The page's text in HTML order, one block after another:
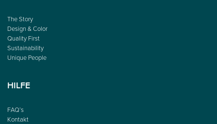
The Story
Design & Color
Quality First
Sustainability
Unique People
HILFE
FAQ’s
Kontakt